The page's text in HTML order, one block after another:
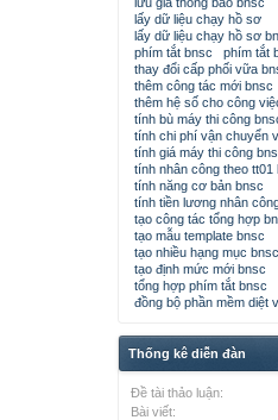
lấy dữ liệu chạy hồ sơ
lấy dữ liệu chạy hồ sơ
phím tắt bnsc
phím tắt
thay đổi cấp phối vữa
thêm công tác mới bnsc
thêm hệ số cho công
tính bù máy thi công
tính chi phí vận chuyển
tính giá máy thi công
tính nhân công theo tt01
tính năng cơ bản bnsc
tính tiền lương nhân
tạo công tác tổng hợp
tạo mẫu template bnsc
tạo nhiều hạng mục bnsc
tạo định mức mới bnsc
tổng hợp phím tắt bnsc
đồng bộ phần mềm diệt
Thống kê diễn đàn
Đề tài thảo luận:
Bài viết: